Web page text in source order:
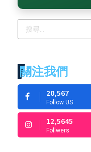
關注我們
20,567
Follow US
12,5645
Follwers